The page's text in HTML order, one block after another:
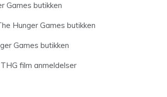
Games butikken
Hunger Games butikken
Games butikken
THG film anmeldelser